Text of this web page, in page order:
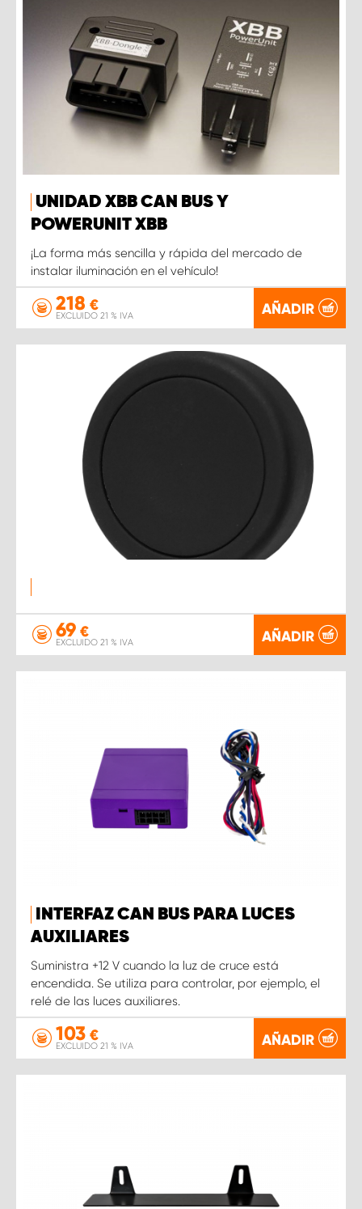
UNIDAD XBB CAN BUS Y
POWERUNIT XBB
¡La forma más sencilla y rápida del mercado de
instalar iluminación en el vehículo!
218 €
EXCLUIDO 21 % IVA AÑADIR
69 €
EXCLUIDO 21 % IVA AÑADIR
INTERFAZ CAN BUS PARA LUCES
AUXILIARES
Suministra +12 V cuando la luz de cruce está
encendida. Se utiliza para controlar, por ejemplo, el
relé de las luces auxiliares.
103 €
EXCLUIDO 21 % IVA AÑADIR